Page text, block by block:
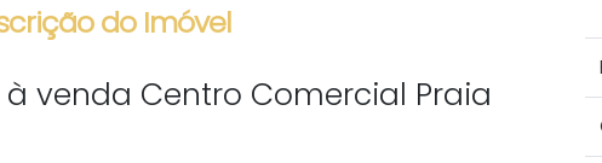
do Imóvel
venda Centro Comercial Praia